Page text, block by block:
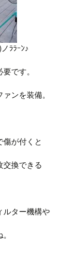
ﾗﾗｰﾝ♪
です。
ンを装備。
傷が付くと
交換できる
ルター機構や